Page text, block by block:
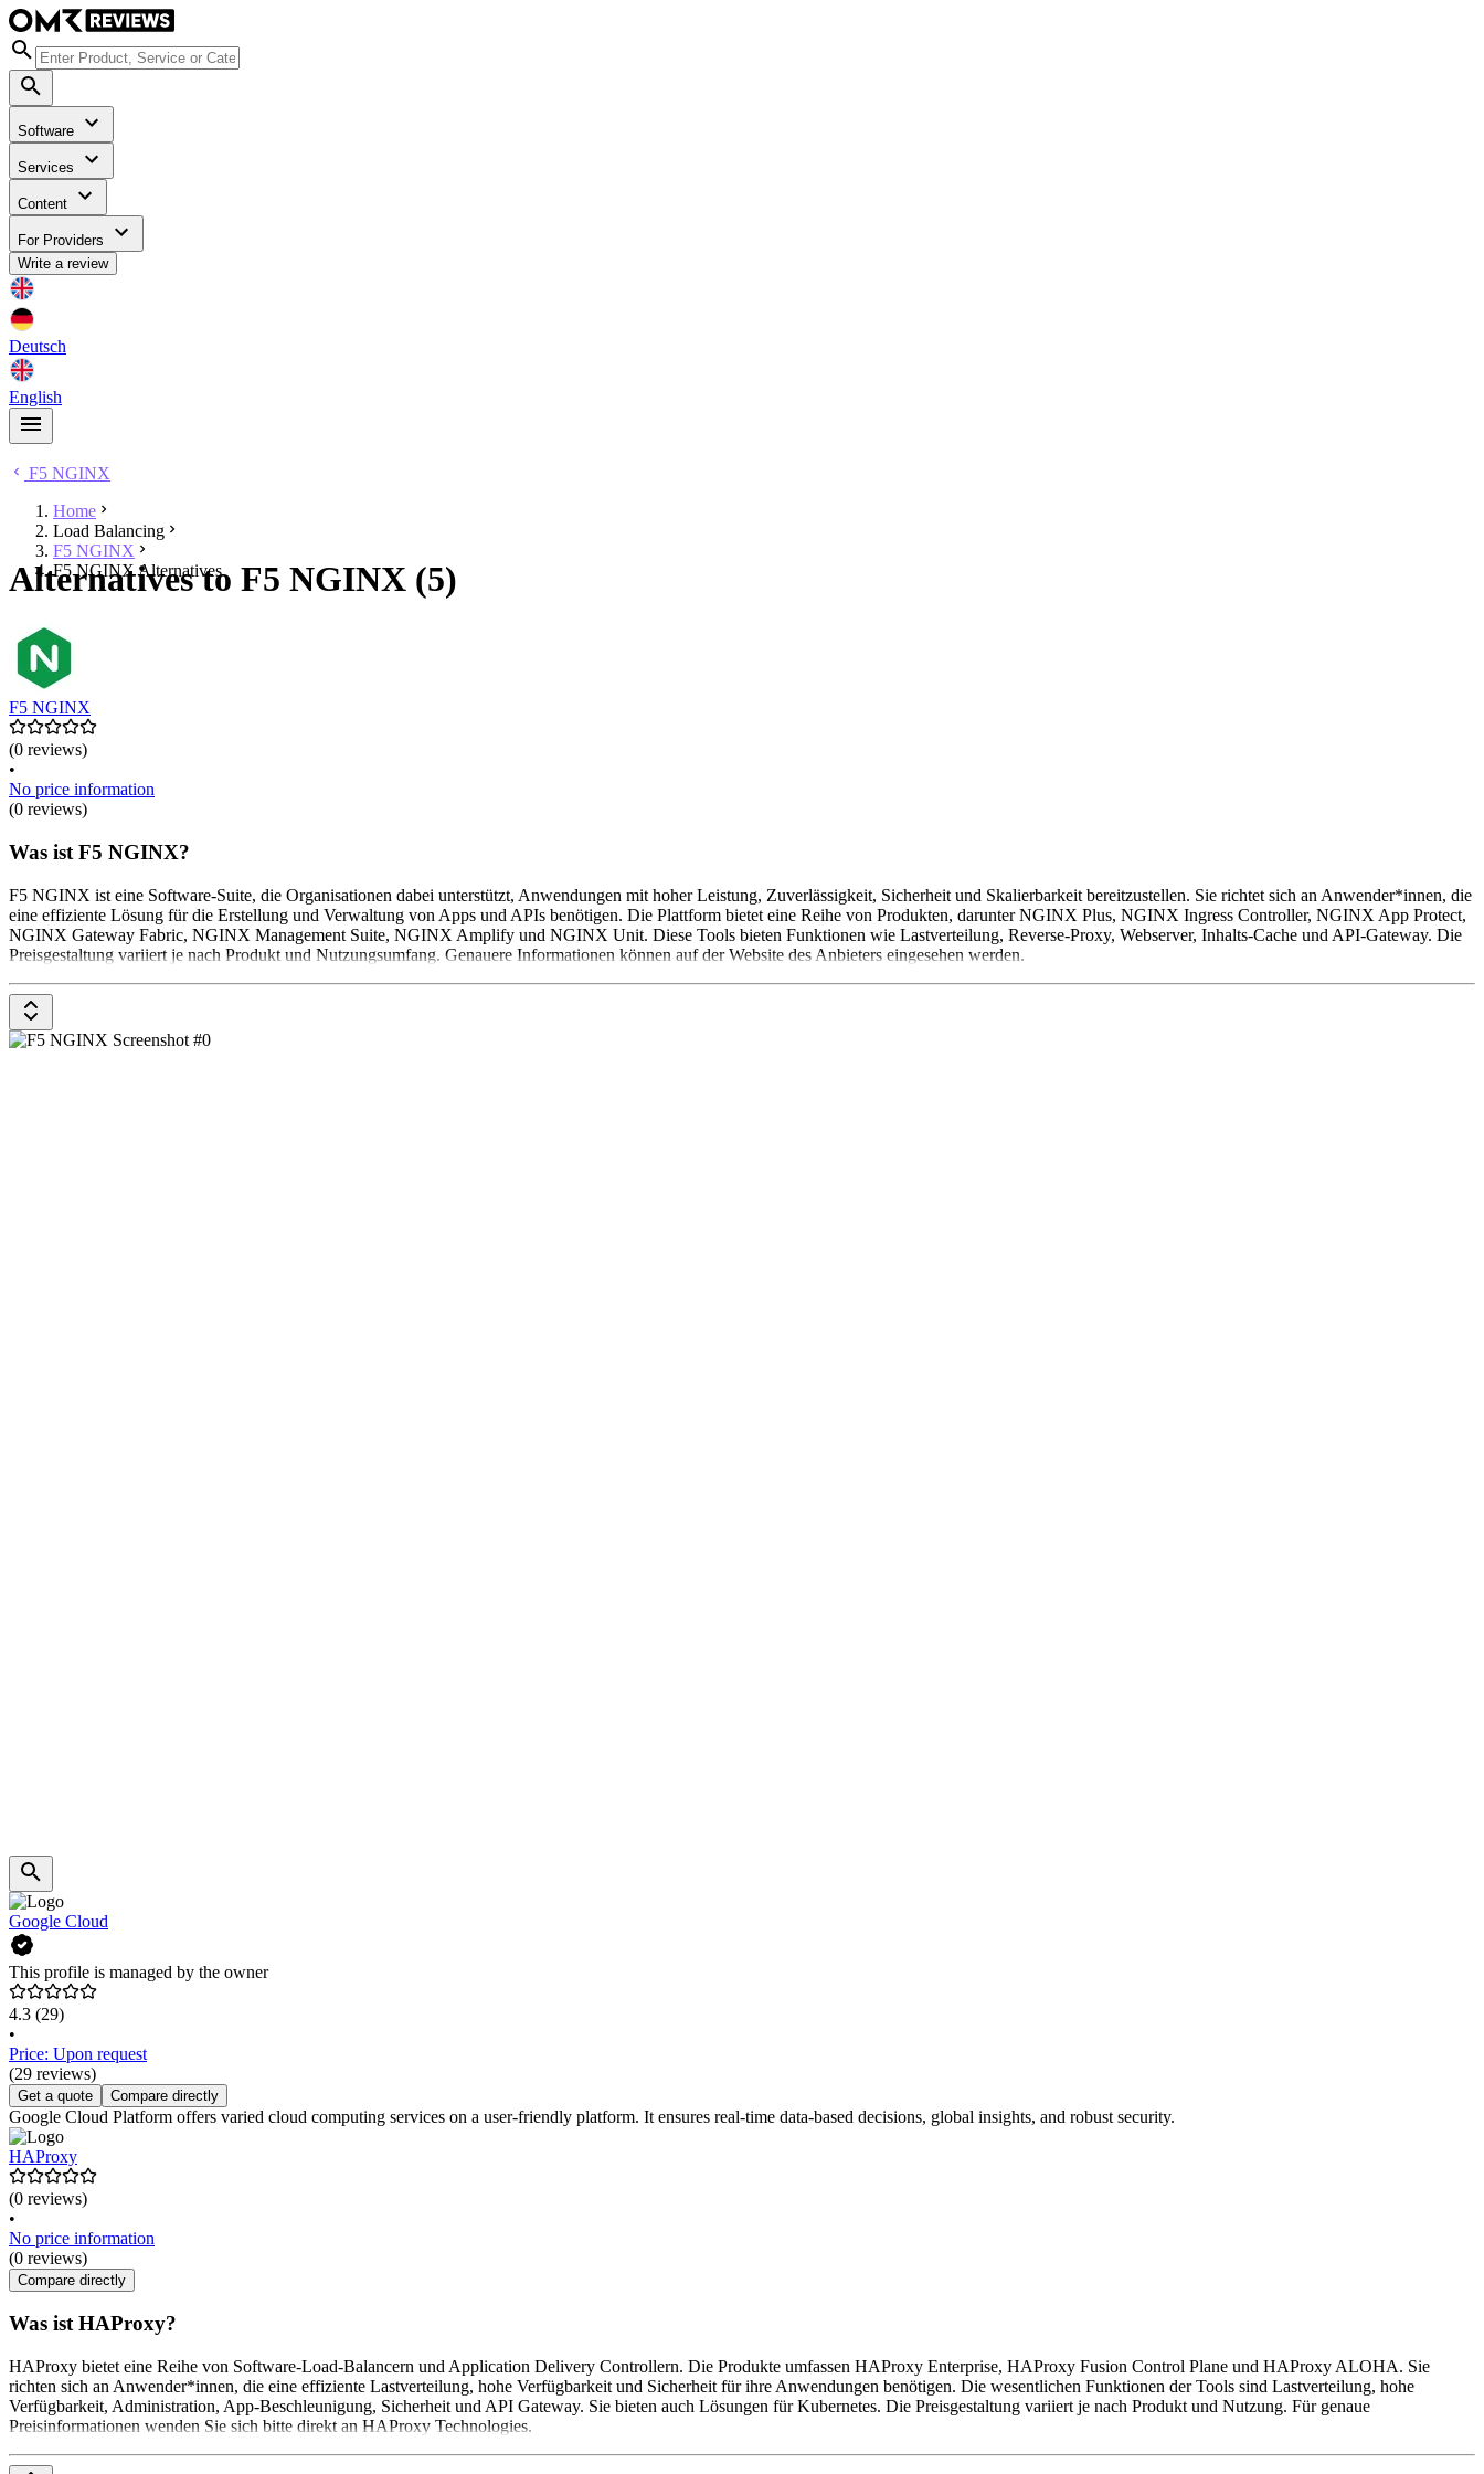
Software
Services
Content
For Providers
Write a review
Deutsch
English
F5 NGINX
Home
Load Balancing
F5 NGINX
F5 NGINX Alternatives
Alternatives to F5 NGINX (5)
F5 NGINX
(0 reviews)
•
No price information
(0 reviews)
Was ist F5 NGINX?
F5 NGINX ist eine Software-Suite, die Organisationen dabei unterstützt, Anwendungen mit hoher Leistung, Zuverlässigkeit, Sicherheit und Skalierbarkeit bereitzustellen. Sie richtet sich an Anwender*innen, die
eine effiziente Lösung für die Erstellung und Verwaltung von Apps und APIs benötigen. Die Plattform bietet eine Reihe von Produkten, darunter NGINX Plus, NGINX Ingress Controller, NGINX App Protect,
NGINX Gateway Fabric, NGINX Management Suite, NGINX Amplify und NGINX Unit. Diese Tools bieten Funktionen wie Lastverteilung, Reverse-Proxy, Webserver, Inhalts-Cache und API-Gateway. Die
Preisgestaltung variiert je nach Produkt und Nutzungsumfang. Genauere Informationen können auf der Website des Anbieters eingesehen werden.
Google Cloud
This profile is managed by the owner
4.3 (29)
•
Price: Upon request
(29 reviews)
Get a quote Compare directly
Google Cloud Platform offers varied cloud computing services on a user-friendly platform. It ensures real-time data-based decisions, global insights, and robust security.
HAProxy
(0 reviews)
•
No price information
(0 reviews)
Compare directly
Was ist HAProxy?
HAProxy bietet eine Reihe von Software-Load-Balancern und Application Delivery Controllern. Die Produkte umfassen HAProxy Enterprise, HAProxy Fusion Control Plane und HAProxy ALOHA. Sie
richten sich an Anwender*innen, die eine effiziente Lastverteilung, hohe Verfügbarkeit und Sicherheit für ihre Anwendungen benötigen. Die wesentlichen Funktionen der Tools sind Lastverteilung, hohe
Verfügbarkeit, Administration, App-Beschleunigung, Sicherheit und API Gateway. Sie bieten auch Lösungen für Kubernetes. Die Preisgestaltung variiert je nach Produkt und Nutzung. Für genaue
Preisinformationen wenden Sie sich bitte direkt an HAProxy Technologies.